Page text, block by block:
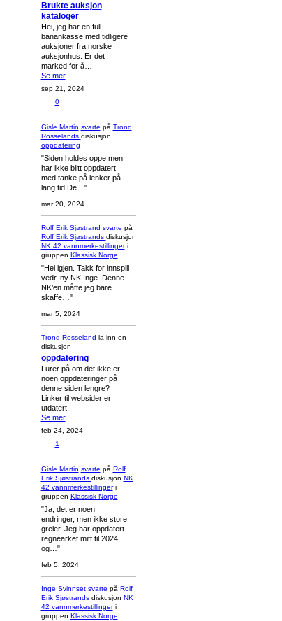
Brukte auksjon
kataloger
Hei, jeg har en full
banankasse med tidligere
auksjoner fra norske
auksjonhus. Er det
marked for å…
Se mer
sep 21, 2024
0
Gisle Martin svarte på Trond
Rosselands diskusjon
oppdatering
"Siden holdes oppe men
har ikke blitt oppdatert
med tanke på lenker på
lang tid.De…"
mar 20, 2024
Rolf Erik Sjøstrand svarte på
Rolf Erik Sjøstrands diskusjon
NK 42 vannmerkestillingeri
gruppen Klassisk Norge
"Hei igjen. Takk for innspill
vedr. ny NK Inge. Denne
NK’en måtte jeg bare
skaffe…"
mar 5, 2024
Trond Rosseland la inn en
diskusjon
oppdatering
Lurer på om det ikke er
noen oppdateringer på
denne siden lengre?
Linker til websider er
utdatert.
Se mer
feb 24, 2024
1
Gisle Martin svarte på Rolf
Erik Sjøstrands diskusjon NK
42 vannmerkestillingeri
gruppen Klassisk Norge
"Ja, det er noen
endringer, men ikke store
greier. Jeg har oppdatert
regnearket mitt til 2024,
og…"
feb 5, 2024
Inge Svinnset svarte på Rolf
Erik Sjøstrands diskusjon NK
42 vannmerkestillingeri
gruppen Klassisk Norge